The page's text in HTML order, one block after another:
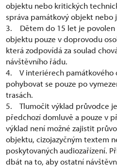
objektu nebo kritických
správa památkový objekt nebo
3. Dětem do 15 let je povolen
objektu pouze v doprovodu
která zodpovídá za soulad
návštěvního řádu.
4. V interiérech památkového
pohybovat se pouze po
trasách.
5. Tlumočit výklad průvodce
předchozí domluvě a pouze v
výklad není možné zajistit
objektu, cizojazyčným textem
poskytovaných audiozařízení.
dbát na to, aby ostatní